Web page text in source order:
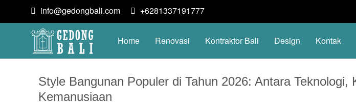
info@gedongbali.com +6281337191777
Home Renovasi Kontraktor Bali Design Kontak
Style Bangunan Populer di Tahun 2026: Antara Teknologi,
Kemanusiaan